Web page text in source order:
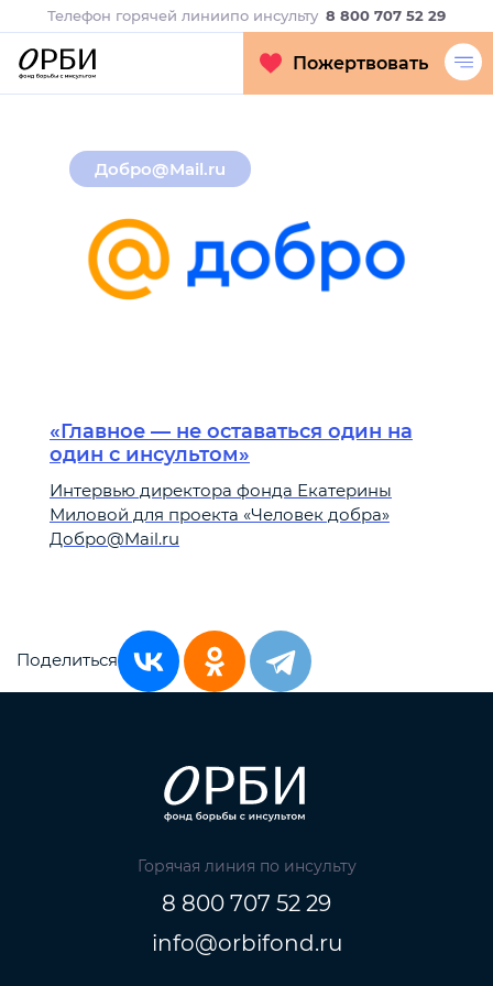
Телефон горячей линиипо инсульту 8 800 707 52 29
Пожертвовать
Добро@Mail.ru
«Главное — не оставаться один на
один с инсультом»
Интервью директора фонда Екатерины
Миловой для проекта «Человек добра»
Добро@Mail.ru
Поделиться
Горячая линия по инсульту
8 800 707 52 29
info@orbifond.ru